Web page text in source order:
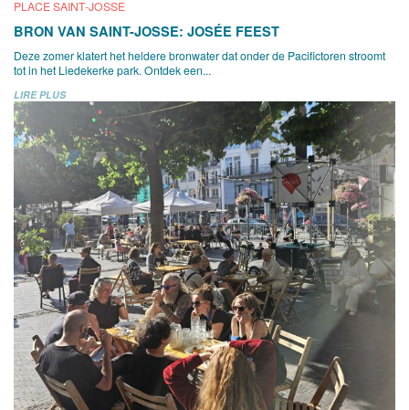
PLACE SAINT-JOSSE
BRON VAN SAINT-JOSSE: JOSÉE FEEST
Deze zomer klatert het heldere bronwater dat onder de Pacifictoren stroomt
tot in het Liedekerke park. Ontdek een...
LIRE PLUS